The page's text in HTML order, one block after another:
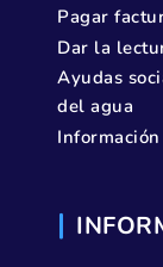
Pagar
Dar la
Ayudas
del agua